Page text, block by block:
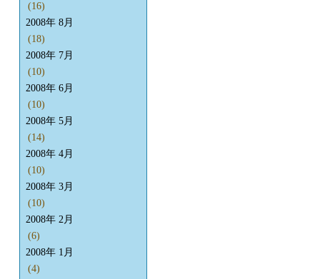
(16)
2008年 8月
(18)
2008年 7月
(10)
2008年 6月
(10)
2008年 5月
(14)
2008年 4月
(10)
2008年 3月
(10)
2008年 2月
(6)
2008年 1月
(4)